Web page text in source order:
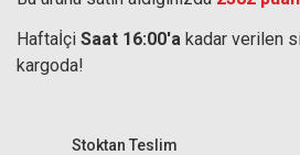
Haftaİçi Saat 16:00'a kadar verilen
kargoda!
Stoktan Teslim